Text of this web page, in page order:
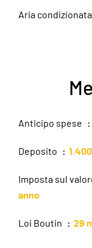
Aria condizionata
Anticipo spese
Deposito
Imposta sul
anno
Loi Boutin 29